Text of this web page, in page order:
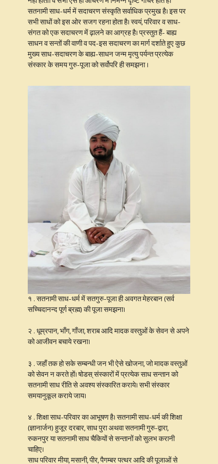
सतनामी साध-धर्म में सदाचरण संस्कृति सर्वाधिक प्रमुख है। इस पर
सभी साधों को इस ओर सजग रहना होता है। स्वयं, परिवार व साध-
संगत को एक सदाचरण में ढ़ालने का आग्रह है। प्रस्तुत हैं- बाह्य
साधन व सन्तों की वाणी व पद-इस सदाचरण का मार्ग दर्शाते हुए कुछ
मुख्य साध-सदाचरण के बाह्य-साधन जन्म मृत्यु पर्यन्त प्रत्येक
संस्कार के समय गुरु-पूजा को सर्वोपरि ही समझना ।
१ . सतनामी साध-धर्म में सतगुरु-पूजा ही अवगत मेहरबान (सर्व
सच्चिदानन्द पूर्ण ब्रह्म) की पूजा समझना।
२ . धूम्रपान, भाँग, गाँजा, शराब आदि मादक वस्तुओं के सेवन से अपने
को आजीवन बचाये रखना।
३ . जहाँ तक हो सके सम्बन्धी जन भी ऐसे खोजना, जो मादक वस्तुओं
को सेवन न करते हों। षोडस् संस्कारों में प्रत्येक साध सन्तान को
सतनामी साध रीति से अवश्य संस्कारित कराये। सभी संस्कार
समयानुकूल कराये जाय।
४ . शिक्षा साध-परिवार का आभूषण है। सतनामी साध-धर्म की शिक्षा
(ज्ञानार्जन) हुजूर दरबार, साध पुरा अथवा सतनामी गुरु-द्वारा,
रुकनपुर या सतनामी साध चैकियों से सन्तानों को सुलभ करानी
चाहिए।
साध परिवार मीया, मसानी, पीर, पैगम्बर पत्थर आदि की पूजाओं से